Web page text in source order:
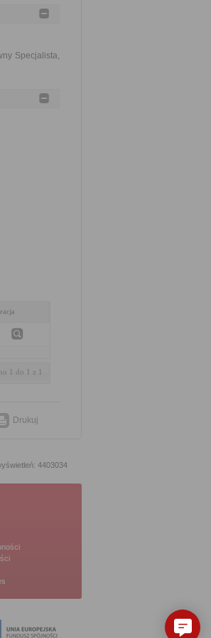
Specjalista,
1 do 1 z 1
Drukuj
4403034